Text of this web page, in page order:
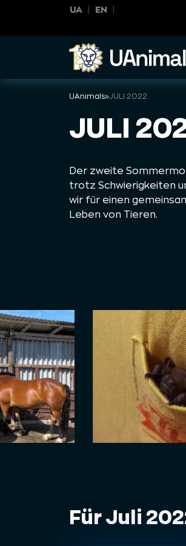
content
UA EN
UAnimals»JULI 2022
JULI
Der zweite
trotz Schwierigkeiten
wir für einen
Leben von Tieren.
Für Juli